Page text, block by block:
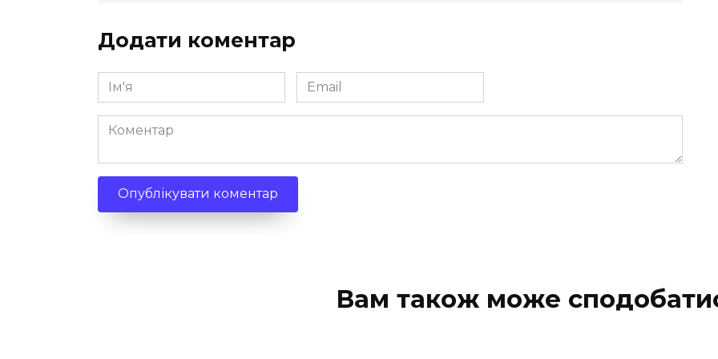
Додати коментар
Ім'я
*
Email
*
Коментар
Вам також може